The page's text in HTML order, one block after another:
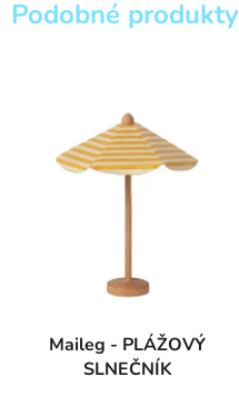
Podobné produkty
Maileg - PLÁŽOVÝ
SLNEČNÍK